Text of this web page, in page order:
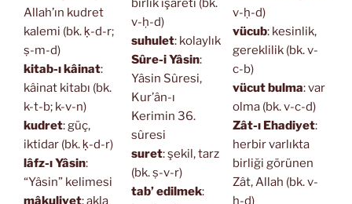
Allah’ın kudret
kalemi (bk. ḳ-d-r;
ṣ-m-d)
kitab-ı kâinat:
kâinat kitabı (bk.
k-t-b; k-v-n)
kudret: güç,
iktidar (bk. ḳ-d-r)
lâfz-ı Yâsin:
“Yâsin” kelimesi
mâkuliyet: akla
birlik işareti (bk.
v-ḥ-d)
suhulet: kolaylık
Sûre-i Yâsin:
Yâsin Sûresi,
Kur’ân-ı
Kerimin 36.
sûresi
suret: şekil, tarz
(bk. ṣ-v-r)
tab’ edilmek:
v-ḥ-d)
vücub: kesinlik,
gereklilik (bk. v-
c-b)
vücut bulma: var
olma (bk. v-c-d)
Zât-ı Ehadiyet:
herbir varlıkta
birliği görünen
Zât, Allah (bk. v-
ḥ-d)